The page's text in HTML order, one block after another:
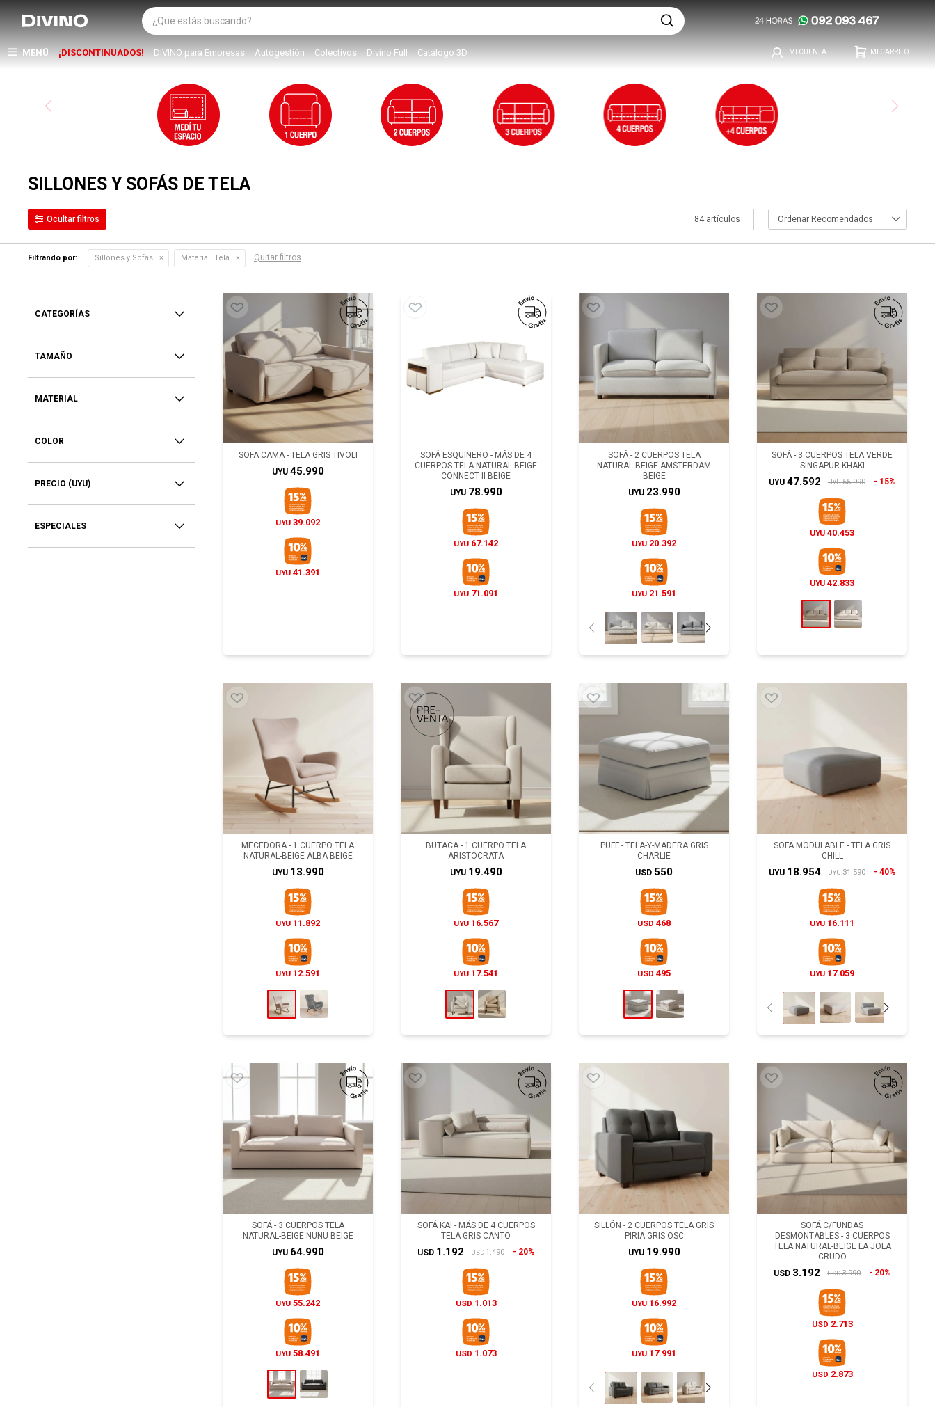
MENÚ ¡DISCONTINUADOS! DIVINO para Empresas Autogestión Colectivos Divino Full Catálogo 3D
SILLONES Y SOFÁS DE TELA
84 artículos Recomendados
Filtrando por: Sillones y Sofás Material: Tela Quitar filtros
SOFA CAMA - TELA GRIS TIVOLI
UYU 45.990
UYU 39.092
UYU 41.391
SOFÁ ESQUINERO - MÁS DE 4
CUERPOS TELA NATURAL-BEIGE
CONNECT II BEIGE
UYU 78.990
UYU 67.142
UYU 71.091
SOFÁ - 2 CUERPOS TELA
NATURAL-BEIGE AMSTERDAM
BEIGE
UYU 23.990
UYU 20.392
UYU 21.591
SOFÁ - 3 CUERPOS TELA VERDE
SINGAPUR KHAKI
UYU 47.592 UYU 55.990 15%
UYU 40.453
UYU 42.833
MECEDORA - 1 CUERPO TELA
NATURAL-BEIGE ALBA BEIGE
UYU 13.990
UYU 11.892
UYU 12.591
BUTACA - 1 CUERPO TELA
ARISTOCRATA
UYU 19.490
UYU 16.567
UYU 17.541
PUFF - TELA-Y-MADERA GRIS
CHARLIE
USD 550
USD 468
USD 495
SOFÁ MODULABLE - TELA GRIS
CHILL
UYU 18.954 UYU 31.590 40%
UYU 16.111
UYU 17.059
SOFÁ - 3 CUERPOS TELA
NATURAL-BEIGE NUNU BEIGE
UYU 64.990
UYU 55.242
UYU 58.491
SOFÁ KAI - MÁS DE 4 CUERPOS
TELA GRIS CANTO
USD 1.192 USD 1.490 20%
USD 1.013
USD 1.073
SILLÓN - 2 CUERPOS TELA GRIS
PIRIA GRIS OSC
UYU 19.990
UYU 16.992
UYU 17.991
SOFÁ C/FUNDAS
DESMONTABLES - 3 CUERPOS
TELA NATURAL-BEIGE LA JOLA
CRUDO
USD 3.192 USD 3.990 20%
USD 2.713
USD 2.873
CATEGORÍAS
TAMAÑO
MATERIAL
COLOR
PRECIO (UYU)
ESPECIALES